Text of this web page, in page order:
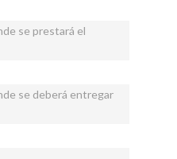
se prestará el
se deberá entregar